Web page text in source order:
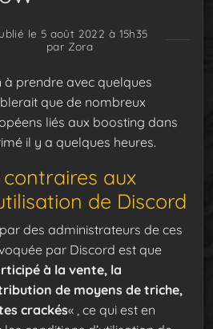
le 5 août 2022 à 15h35
par Zora
à prendre avec quelques
que de nombreux
liés aux boosting dans
il y a quelques heures.
aux
de Discord
par des administrateurs de ces
par Discord est que
à la vente, la
de moyens de triche,
crackés« , ce qui est en